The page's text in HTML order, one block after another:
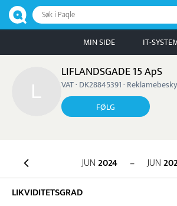
Søk i Paqle
MIN SIDE IT-
LIFLANDSGADE 15 ApS
VAT · DK28845391 ·
FØLG
JUN2024 – JUN
LIKVIDITETSGRAD